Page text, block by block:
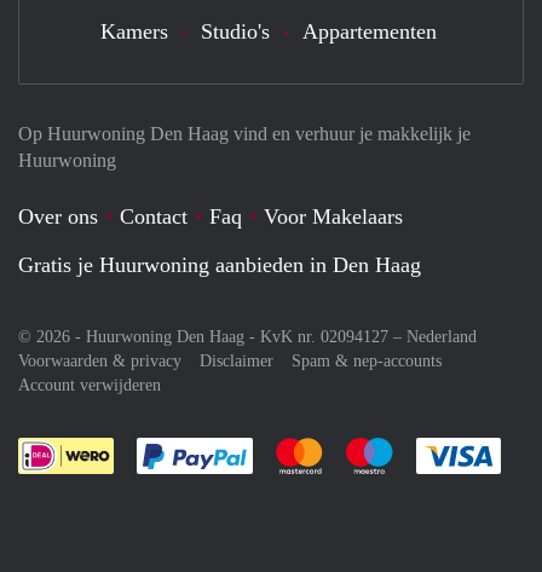
Op Huurwoning Den Haag vind en verhuur je makkelijk je
Huurwoning
Over ons Contact Faq
Voor Makelaars
Gratis je Huurwoning aanbieden in Den Haag
© 2026 - Huurwoning Den Haag - KvK nr. 02094127 – Nederland
Voorwaarden & privacy
Disclaimer
Spam & nep-accounts
Account verwijderen
Je rekent gemakkelijk af met Paypal
Je rekent gemakkelijk af met
Je rekent
Kamers Studio's Appartementen